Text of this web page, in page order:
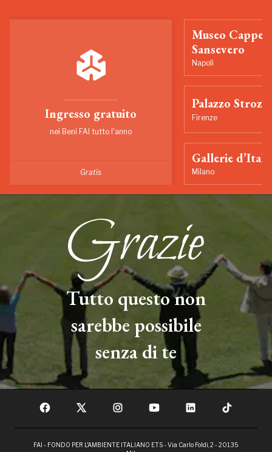
Ingresso gratuito
nei Beni FAI tutto l'anno
Gratis
Museo
Sansevero
Napoli
Palazzo Strozzi
Firenze
Gallerie
Milano
Tutto questo non
sarebbe possibile
senza di te
FAI - FONDO PER L'AMBIENTE ITALIANO ETS - Via Carlo Foldi, 2 - 20135